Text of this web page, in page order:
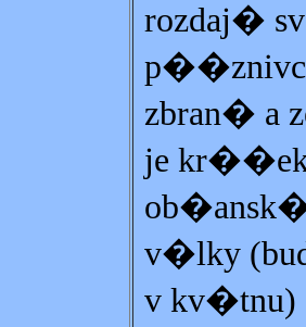
rozdaj�
zbran� a
je
v�lky
v kv�tnu)